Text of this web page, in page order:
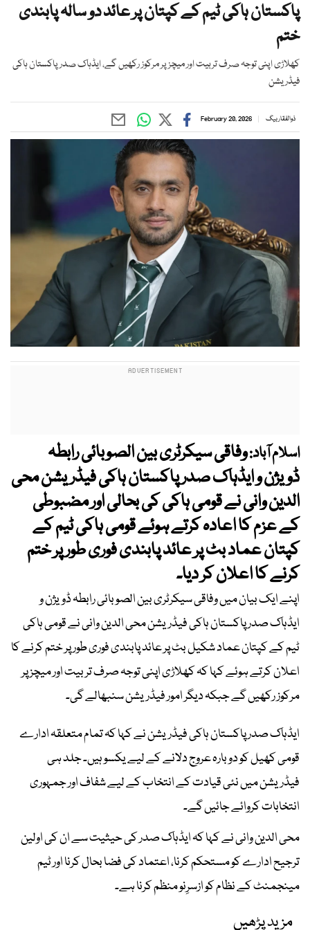
پاکستان ہاکی ٹیم کے کپتان پر عائد دو سالہ پابندی
ختم
کھلاڑی اپنی توجہ صرف تربیت اور میچز پر مرکوز رکھیں گے، ایڈہاک صدر پاکستان ہاکی
فیڈریشن
ذوالفقار بیگ February 20, 2026
اسلام آباد:وفاقی سیکرٹری بین الصوبائی رابطہ
ڈویژن و ایڈہاک صدر پاکستان ہاکی فیڈریشن محی
الدین وانی نے قومی ہاکی کی بحالی اور مضبوطی
کے عزم کا اعادہ کرتے ہوئے قومی ہاکی ٹیم کے
کپتان عماد بٹ پر عائد پابندی فوری طور پر ختم
کرنے کا اعلان کر دیا۔
اپنے ایک بیان میں وفاقی سیکرٹری بین الصوبائی رابطہ ڈویژن و
ایڈہاک صدر پاکستان ہاکی فیڈریشن محی الدین وانی نے قومی ہاکی
ٹیم کے کپتان عماد شکیل بٹ پر عائد پابندی فوری طور پر ختم کرنے کا
اعلان کرتے ہوئے کہا کہ کھلاڑی اپنی توجہ صرف تربیت اور میچز پر
مرکوز رکھیں گے جبکہ دیگر امور فیڈریشن سنبھالے گی۔
ایڈہاک صدر پاکستان ہاکی فیڈریشن نے کہا کہ تمام متعلقہ ادارے
قومی کھیل کو دوبارہ عروج دلانے کے لیے یکسو ہیں۔ جلد ہی
فیڈریشن میں نئی قیادت کے انتخاب کے لیے شفاف اور جمہوری
انتخابات کروائے جائیں گے۔
محی الدین وانی نے کہا کہ ایڈہاک صدر کی حیثیت سے ان کی اولین
ترجیح ادارے کو مستحکم کرنا، اعتماد کی فضا بحال کرنا اور ٹیم
مینجمنٹ کے نظام کو ازسرِنو منظم کرنا ہے۔
مزید پڑھیں